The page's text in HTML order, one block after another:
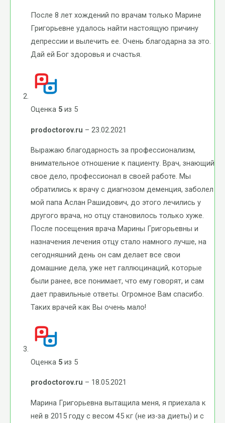
После 8 лет хождений по врачам только Марине
Григорьевне удалось найти настоящую причину
депрессии и вылечить ее. Очень благодарна за это.
Дай ей Бог здоровья и счастья.
Оценка 5 из 5
prodoctorov.ru – 23.02.2021
Выражаю благодарность за профессионализм,
внимательное отношение к пациенту. Врач, знающий
свое дело, профессионал в своей работе. Мы
обратились к врачу с диагнозом деменция, заболел
мой папа Аслан Рашидович, до этого лечились у
другого врача, но отцу становилось только хуже.
После посещения врача Марины Григорьевны и
назначения лечения отцу стало намного лучше, на
сегодняшний день он сам делает все свои
домашние дела, уже нет галлюцинаций, которые
были ранее, все понимает, что ему говорят, и сам
дает правильные ответы. Огромное Вам спасибо.
Таких врачей как Вы очень мало!
Оценка 5 из 5
prodoctorov.ru – 18.05.2021
Марина Григорьевна вытащила меня, я приехала к
ней в 2015 году с весом 45 кг (не из-за диеты) и с